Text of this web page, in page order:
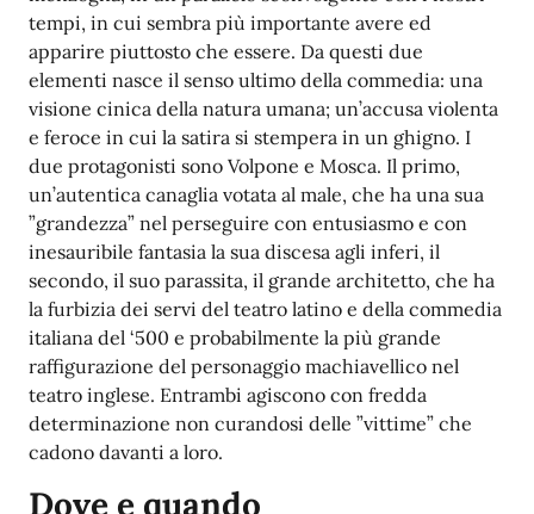
tempi, in cui sembra più importante avere ed
apparire piuttosto che essere. Da questi due
elementi nasce il senso ultimo della commedia: una
visione cinica della natura umana; un’accusa violenta
e feroce in cui la satira si stempera in un ghigno. I
due protagonisti sono Volpone e Mosca. Il primo,
un’autentica canaglia votata al male, che ha una sua
”grandezza” nel perseguire con entusiasmo e con
inesauribile fantasia la sua discesa agli inferi, il
secondo, il suo parassita, il grande architetto, che ha
la furbizia dei servi del teatro latino e della commedia
italiana del ‘500 e probabilmente la più grande
raffigurazione del personaggio machiavellico nel
teatro inglese. Entrambi agiscono con fredda
determinazione non curandosi delle ”vittime” che
cadono davanti a loro.
Dove e quando